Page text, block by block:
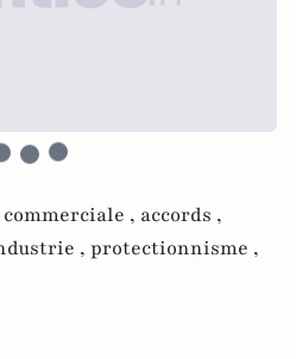
, accords ,
, protectionnisme ,